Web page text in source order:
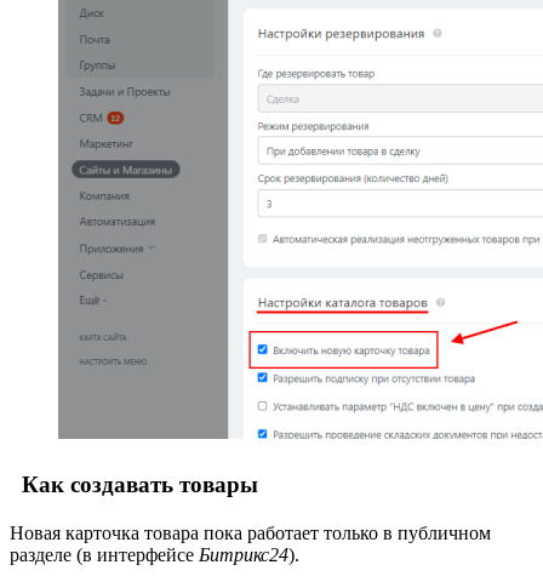
Как создавать товары
Новая карточка товара пока работает только в публичном
разделе (в интерфейсе Битрикс24).